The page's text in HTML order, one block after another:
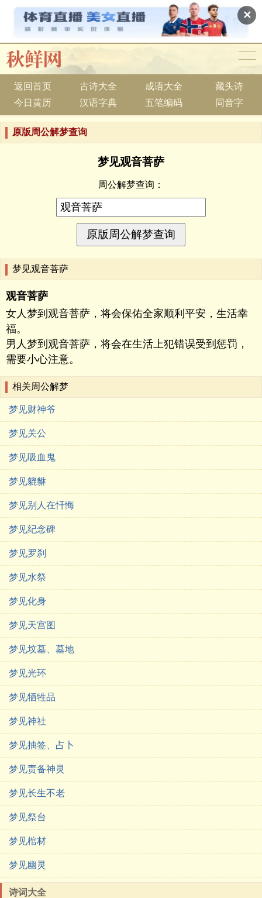
✕
返回首页 古诗大全 成语大全
藏头诗
今日黄历
汉语字典 五笔编码 同音字
原版周公解梦查询
梦见观音菩萨
周公解梦查询：
梦见观音菩萨
观音菩萨
女人梦到观音菩萨，将会保佑全家顺利平安，生活幸
福。
男人梦到观音菩萨，将会在生活上犯错误受到惩罚，
需要小心注意。
相关周公解梦
梦见财神爷
梦见关公
梦见吸血鬼
梦见貔貅
梦见别人在忏悔
梦见纪念碑
梦见罗刹
梦见水祭
梦见化身
梦见天宫图
梦见坟墓、墓地
梦见光环
梦见牺牲品
梦见神社
梦见抽签、占卜
梦见责备神灵
梦见长生不老
梦见祭台
梦见棺材
梦见幽灵
诗词大全